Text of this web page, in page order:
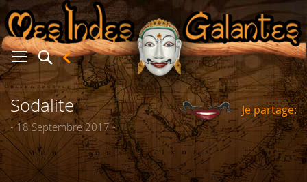
Sodalite
- 18 Septembre 2017 -
Je partage: